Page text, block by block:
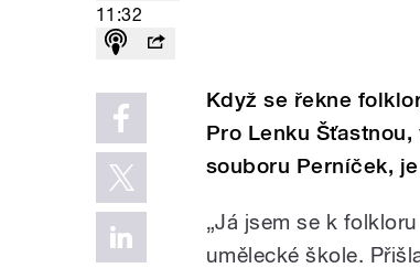
11:32
Když se řekne
Pro Lenku
souboru Perníček,
„Já jsem se k
umělecké škole.